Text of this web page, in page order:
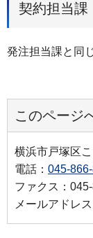
契約担当課
発注担当課と同
このページ
横浜市戸塚区
電話： 045-
ファクス：
メールアドレス